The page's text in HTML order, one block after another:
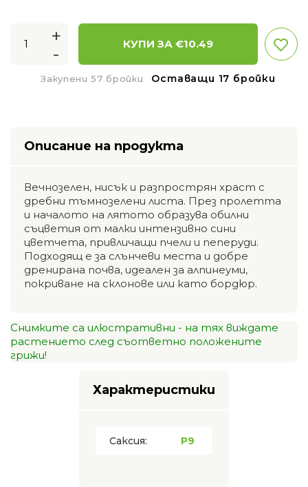
+
-
КУПИ ЗА €10.49
Закупени 57 бройки Оставащи 17 бройки
Описание на продукта
Вечнозелен, нисък и разпрострян храст с
дребни тъмнозелени листа. През пролетта
и началото на лятото образува обилни
съцветия от малки интензивно сини
цветчета, привличащи пчели и пеперуди.
Подходящ е за слънчеви места и добре
дренирана почва, идеален за алпинеуми,
покриване на склонове или като бордюр.
Снимките са илюстративни - на тях виждате
растението след съответно положените
грижи!
Характеристики
Саксия: P9